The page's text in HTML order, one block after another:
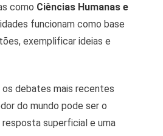
como Ciências Humanas e
funcionam como base
exemplificar ideias e
os debates mais recentes
do mundo pode ser o
superficial e uma